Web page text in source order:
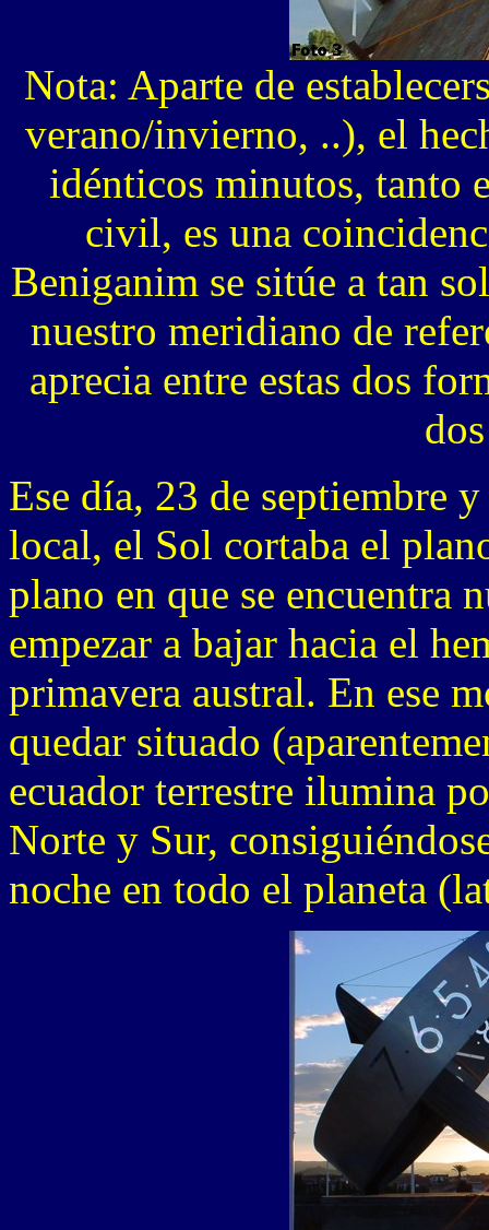
Nota: Aparte de
verano/invierno, ..), el
idénticos minutos, tanto
civil, es una
Beniganim se sitúe a tan
nuestro meridiano de
aprecia entre estas dos
Ese día, 23 de septiembre
local, el Sol cortaba el
plano en que se encuentra
empezar a bajar hacia el
primavera austral. En ese
quedar situado
ecuador terrestre ilumina
Norte y Sur,
noche en todo el planeta